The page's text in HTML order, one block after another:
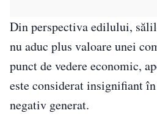
Din perspectiva edilului,
nu aduc plus valoare unei
punct de vedere economic,
este considerat insignifiant
negativ generat.